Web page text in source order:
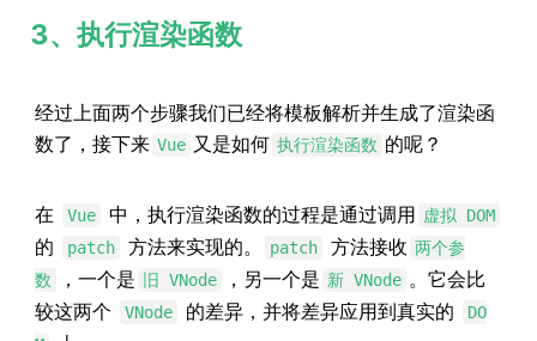
3、执行渲染函数
经过上面两个步骤我们已经将模板解析并生成了渲染函
数了，接下来 Vue 又是如何 执行渲染函数 的呢？
在 Vue 中，执行渲染函数的过程是通过调用 虚拟 DOM
的 patch 方法来实现的。 patch 方法接收 两个参
数
，一个是 旧 VNode ，另一个是 新 VNode 。它会比
较这两个
VNode 的差异，并将差异应用到真实的
DO